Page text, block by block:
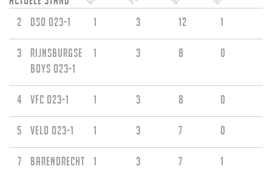
2 DSO O23-1 1 3 12 1
3
Rijnsburgse
Boys O23-1
1 3 8 0
4 VFC O23-1 1 3 8 0
5 VELO O23-1 1 3 7 0
7
Barendrecht
1 3 7 1